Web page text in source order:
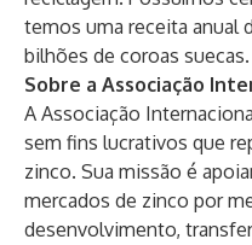
temos uma receita anual
bilhões de coroas suecas.
Sobre a Associação
A Associação
sem fins lucrativos que
zinco. Sua missão é
mercados de zinco por
desenvolvimento,